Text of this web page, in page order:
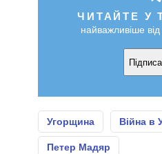
ЧИТАЙТЕ У
найважливіше
Угорщина Війна в
Петер Мадяр